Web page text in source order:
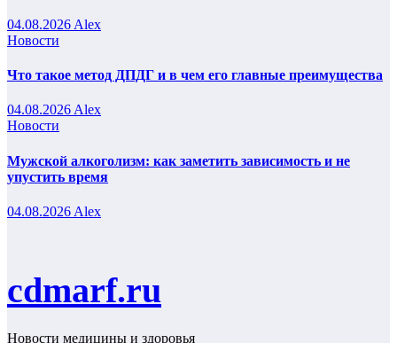
04.08.2026 Alex
Новости
Что такое метод ДПДГ и в чем его главные преимущества
04.08.2026 Alex
Новости
Мужской алкоголизм: как заметить зависимость и не
упустить время
04.08.2026 Alex
cdmarf.ru
Новости медицины и здоровья